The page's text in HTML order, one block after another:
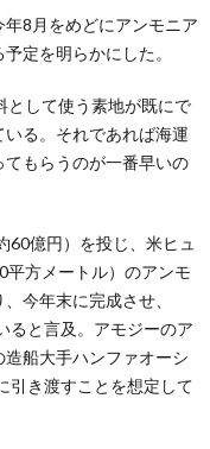
8月をめどにアンモニア
定を明らかにした。
として使う素地が既にで
る。それであれば海運
もらうのが一番早いの
60億円）を投じ、米ヒュ
方メートル）のアンモ
今年末に完成させ、
ると言及。アモジーのア
船大手ハンファオーシ
引き渡すことを想定して